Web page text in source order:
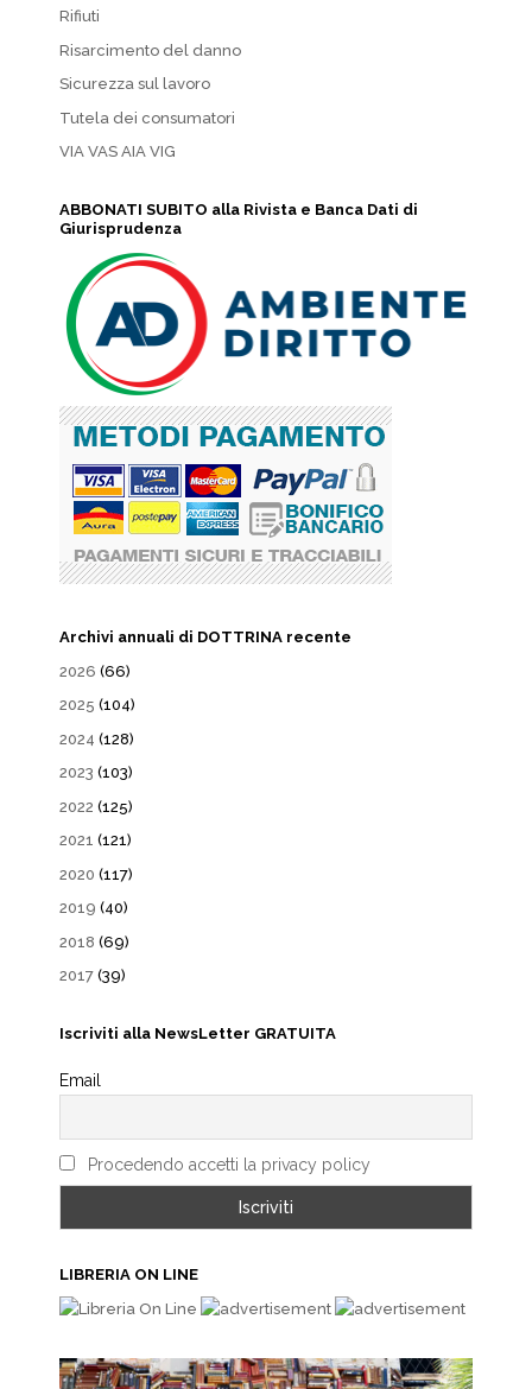
Rifiuti
Risarcimento del danno
Sicurezza sul lavoro
Tutela dei consumatori
VIA VAS AIA VIG
ABBONATI SUBITO alla Rivista e Banca Dati di
Giurisprudenza
Archivi annuali di DOTTRINA recente
2026 (66)
2025 (104)
2024 (128)
2023 (103)
2022 (125)
2021 (121)
2020 (117)
2019 (40)
2018 (69)
2017 (39)
Iscriviti alla NewsLetter GRATUITA
Email
Procedendo accetti la privacy policy
LIBRERIA ON LINE